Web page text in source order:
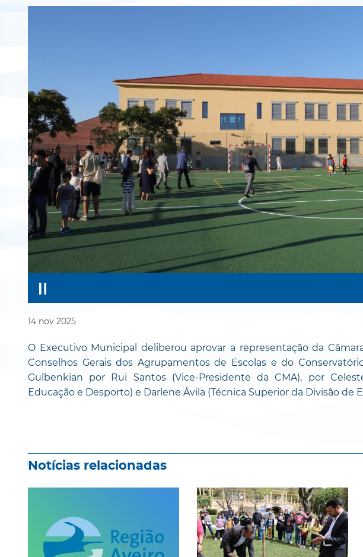
14 nov 2025
O Executivo Municipal deliberou aprovar a representação da
Conselhos Gerais dos Agrupamentos de Escolas e do
Gulbenkian por Rui Santos (Vice-Presidente da CMA), por
Educação e Desporto) e Darlene Ávila (Técnica Superior da Divisão de
Notícias relacionadas